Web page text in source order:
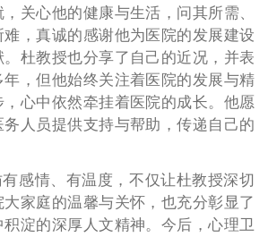
关心他的健康与生活，问其所需、
，真诚的感谢他为医院的发展建设
杜教授也分享了自己的近况，并表
，但他始终关注着医院的发展与精
心中依然牵挂着医院的成长。他愿
人员提供支持与帮助，传递自己的
感情、有温度，不仅让杜教授深切
家庭的温馨与关怀，也充分彰显了
淀的深厚人文精神。今后，心理卫